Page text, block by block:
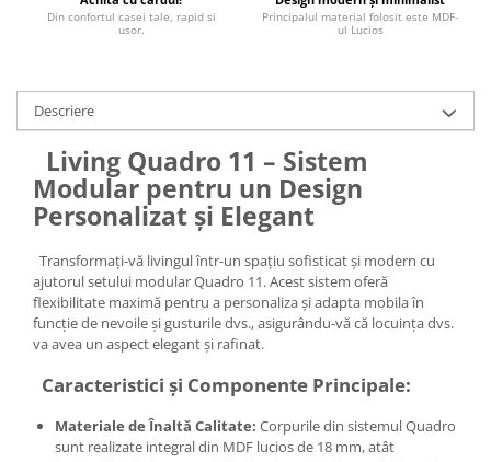
Din confortul casei tale, rapid si
usor.
Principalul material folosit este MDF-
ul Lucios
Descriere
Living Quadro 11 – Sistem
Modular pentru un Design
Personalizat și Elegant
Transformați-vă livingul într-un spațiu sofisticat și modern cu
ajutorul setului modular Quadro 11. Acest sistem oferă
flexibilitate maximă pentru a personaliza și adapta mobila în
funcție de nevoile și gusturile dvs., asigurându-vă că locuința dvs.
va avea un aspect elegant și rafinat.
Caracteristici și Componente Principale:
Materiale de Înaltă Calitate: Corpurile din sistemul Quadro
sunt realizate integral din MDF lucios de 18 mm, atât